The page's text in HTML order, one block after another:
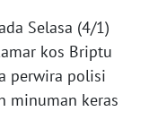
Selasa (4/1)
kos Briptu
perwira polisi
minuman keras